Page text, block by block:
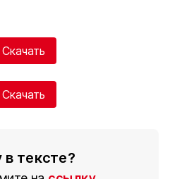
Скачать
Скачать
тексте?